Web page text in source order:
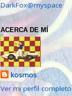
DarkFox@myspace
ACERCA DE MÍ
kosmos
Ver mi perfil completo